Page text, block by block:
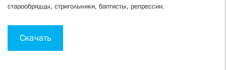
старообрядцы, стригольники, баптисты, репрессии.
Скачать